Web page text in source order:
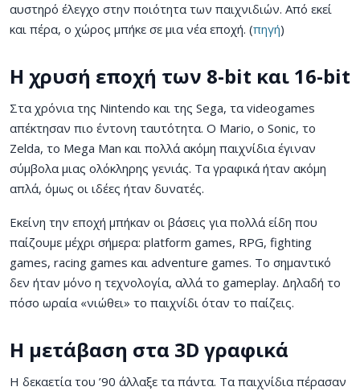
αυστηρό έλεγχο στην ποιότητα των παιχνιδιών. Από εκεί
και πέρα, ο χώρος μπήκε σε μια νέα εποχή. (πηγή)
Η χρυσή εποχή των 8-bit και 16-bit
Στα χρόνια της Nintendo και της Sega, τα videogames
απέκτησαν πιο έντονη ταυτότητα. Ο Mario, ο Sonic, το
Zelda, το Mega Man και πολλά ακόμη παιχνίδια έγιναν
σύμβολα μιας ολόκληρης γενιάς. Τα γραφικά ήταν ακόμη
απλά, όμως οι ιδέες ήταν δυνατές.
Εκείνη την εποχή μπήκαν οι βάσεις για πολλά είδη που
παίζουμε μέχρι σήμερα: platform games, RPG, fighting
games, racing games και adventure games. Το σημαντικό
δεν ήταν μόνο η τεχνολογία, αλλά το gameplay. Δηλαδή το
πόσο ωραία «νιώθει» το παιχνίδι όταν το παίζεις.
Η μετάβαση στα 3D γραφικά
Η δεκαετία του ’90 άλλαξε τα πάντα. Τα παιχνίδια πέρασαν